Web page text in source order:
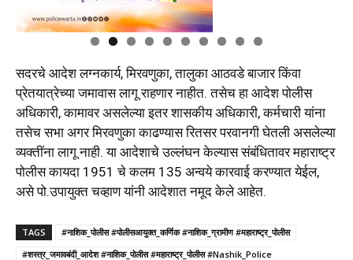
सदरचे आदेश लग्नकार्य, मिरवणुका, तालुका आठवडे बाजार किंवा
प्रेतयात्रेच्या जमावास लागू राहणार नाहीत. तसेच हा आदेश पोलीस
अधिकारी, कामावर असलेल्या इतर शासकीय अधिकारी, कर्मचारी यांना
तसेच सभा अगर मिरवणुका काढण्यास रितसर परवानगी घेतली असलेल्या
व्यक्तींना लागू नाही. या आदेशाचे उल्लंघन केल्यास संबंधितावर महाराष्ट्र
पोलीस कायदा 1951 चे कलम 135 अन्वये कारवाई करण्यात येईल,
असे पो.उपायुक्त चव्हाण यांनी आदेशात नमूद केले आहेत.
TAGS
#नाशिक_पोलीस #पोलीसआयुक्त_कर्णिक #नाशिक_ग्रामीण #महाराष्ट्र_पोलीस
#शस्त्र_जमावबंदी_आदेश #नाशिक_पोलीस #महाराष्ट्र_पोलीस #Nashik_Police